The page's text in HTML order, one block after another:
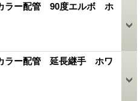
ラー配管 90度エルボ ホ
ラー配管 延長継手 ホワ